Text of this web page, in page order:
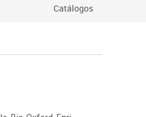
Catálogos